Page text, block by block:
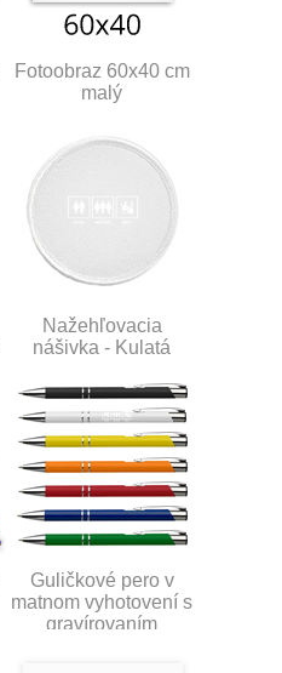
Fotoobraz 60x40 cm
malý
Nažehľovacia
nášivka - Kulatá
Guličkové pero v
matnom vyhotovení s
gravírovaním